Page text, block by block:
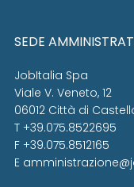
SEDE
JobItalia Spa
Viale V. Veneto, 12
06012 Città di
T +39.075.8522695
F +39.075.8512165
E